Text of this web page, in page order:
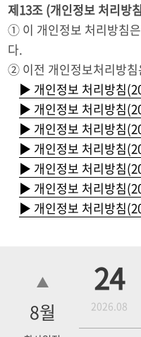
제13조 (개인정보 처리방
① 이 개인정보 처리방침
다.
② 이전 개인정보처리방침
▶ 개인정보 처리방침
▶ 개인정보 처리방침
▶ 개인정보 처리방침
▶ 개인정보 처리방침
▶ 개인정보 처리방침
▶ 개인정보 처리방침
▶ 개인정보 처리방침
8월
24
2026.08